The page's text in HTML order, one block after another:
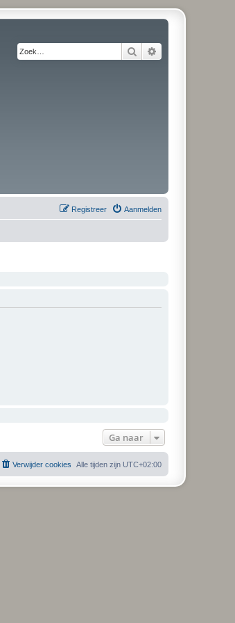
Zoek
Aanmelden
Registreer
Ga naar
Alle tijden zijn UTC+02:00
Verwijder cookies